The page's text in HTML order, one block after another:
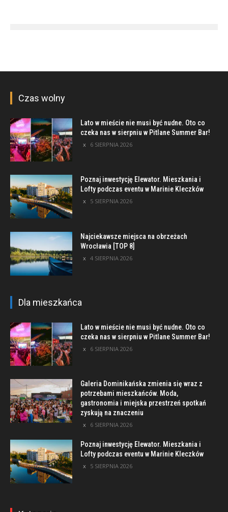
Czas wolny
Lato w mieście nie musi być nudne. Oto co
czeka nas w sierpniu w Pitlane Summer Bar!
6 SIERPNIA 2026
Poznaj inwestycję Elewator. Mieszkania i
Lofty podczas eventu w Marinie Kleczków
5 SIERPNIA 2026
Najciekawsze miejsca na obrzeżach
Wrocławia [TOP 8]
4 SIERPNIA 2026
Dla mieszkańca
Lato w mieście nie musi być nudne. Oto co
czeka nas w sierpniu w Pitlane Summer Bar!
6 SIERPNIA 2026
Galeria Dominikańska zmienia się wraz z
potrzebami mieszkańców. Moda,
gastronomia i miejska przestrzeń spotkań
zyskują na znaczeniu
6 SIERPNIA 2026
Poznaj inwestycję Elewator. Mieszkania i
Lofty podczas eventu w Marinie Kleczków
5 SIERPNIA 2026